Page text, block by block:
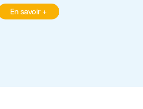
En savoir +